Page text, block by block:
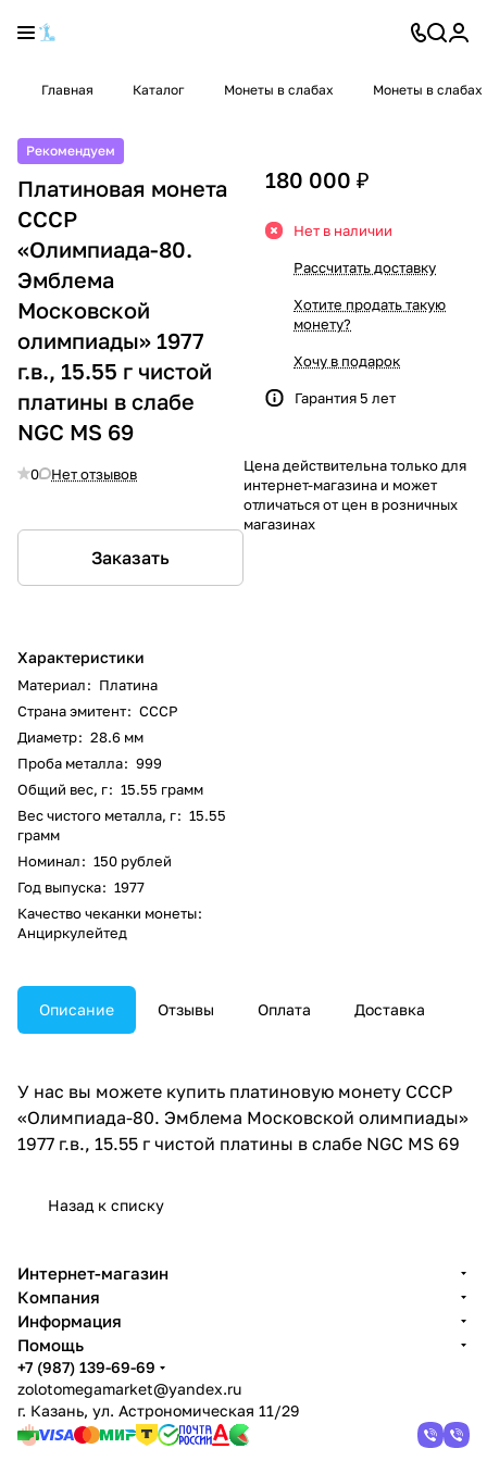
Главная Каталог Монеты в слабах Монеты в слабах
Рекомендуем
Платиновая монета
СССР
«Олимпиада-80.
Эмблема
Московской
олимпиады» 1977
г.в., 15.55 г чистой
платины в слабе
NGC MS 69
0 Нет отзывов
Заказать
Характеристики
Материал: Платина
Страна эмитент: СССР
Диаметр: 28.6 мм
Проба металла: 999
Общий вес, г: 15.55 грамм
Вес чистого металла, г: 15.55
грамм
Номинал: 150 рублей
Год выпуска: 1977
Качество чеканки монеты:
Анциркулейтед
180 000 ₽
Нет в наличии
Рассчитать доставку
Хотите продать такую
монету?
Хочу в подарок
Гарантия 5 лет
Цена действительна только для
интернет-магазина и может
отличаться от цен в розничных
магазинах
Описание Отзывы Оплата Доставка
У нас вы можете купить платиновую монету СССР
«Олимпиада-80. Эмблема Московской олимпиады»
1977 г.в., 15.55 г чистой платины в слабе NGC MS 69
Назад к списку
Интернет-магазин
Компания
Информация
Помощь
+7 (987) 139-69-69
zolotomegamarket@yandex.ru
г. Казань, ул. Астрономическая 11/29